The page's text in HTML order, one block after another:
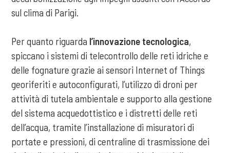
sul clima di Parigi.
Per quanto riguarda l’innovazione tecnologica,
spiccano i sistemi di telecontrollo delle reti idriche e
delle fognature grazie ai sensori Internet of Things
georiferiti e autoconfigurati, l’utilizzo di droni per
attività di tutela ambientale e supporto alla gestione
del sistema acquedottistico e i distretti delle reti
dell’acqua, tramite l’installazione di misuratori di
portate e pressioni, di centraline di trasmissione dei